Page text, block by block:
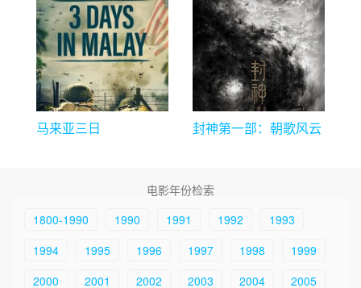
马来亚三日 封神第一部：朝歌风云
电影年份检索
1800-1990
1990 1991 1992
1993
1994
1995 1996 1997 1998
1999
2000
2001 2002 2003 2004 2005